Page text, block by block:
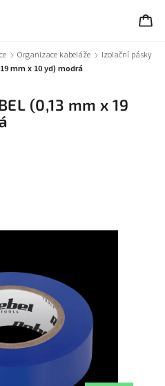
/ Organizace kabeláže / Izolační pásky
mm x 10 yd) modrá
(0,13 mm x 19